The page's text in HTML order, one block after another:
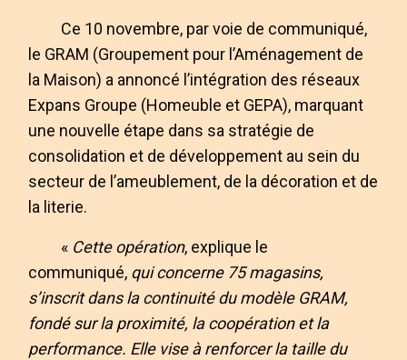
Ce 10 novembre, par voie de communiqué,
le GRAM (Groupement pour l’Aménagement de
la Maison) a annoncé l’intégration des réseaux
Expans Groupe (Homeuble et GEPA), marquant
une nouvelle étape dans sa stratégie de
consolidation et de développement au sein du
secteur de l’ameublement, de la décoration et de
la literie.
« Cette opération, explique le
communiqué, qui concerne 75 magasins,
s’inscrit dans la continuité du modèle GRAM,
fondé sur la proximité, la coopération et la
performance. Elle vise à renforcer la taille du